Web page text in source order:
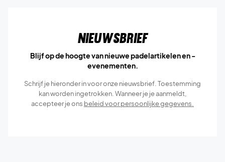
Nieuwsbrief
Blijf op de hoogte van nieuwe padelartikelen en -
evenementen.
Schrijf je hieronder in voor onze nieuwsbrief. Toestemming
kan worden ingetrokken. Wanneer je je aanmeldt,
accepteer je ons beleid voor persoonlijke gegevens.